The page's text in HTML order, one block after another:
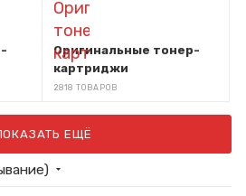
Оригинальные тонер-
картриджи
2818 ТОВАРОВ
ЕЩЁ